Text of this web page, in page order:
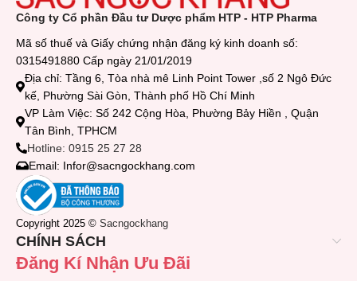
Công ty Cổ phần Đầu tư Dược phẩm HTP - HTP Pharma
Mã số thuế và Giấy chứng nhận đăng ký kinh doanh số:
0315491880 Cấp ngày 21/01/2019
Địa chỉ: Tầng 6, Tòa nhà mê Linh Point Tower ,số 2 Ngô Đức
kế, Phường Sài Gòn, Thành phố Hồ Chí Minh
VP Làm Việc: Số 242 Cộng Hòa, Phường Bảy Hiền , Quận
Tân Bình, TPHCM
Hotline: 0915 25 27 28
Email: Infor@sacngockhang.com
Copyright 2025 © Sacngockhang
CHÍNH SÁCH
Đăng Kí Nhận Ưu Đãi